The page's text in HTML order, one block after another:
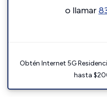
o llamar
Obtén Internet 5G
hasta